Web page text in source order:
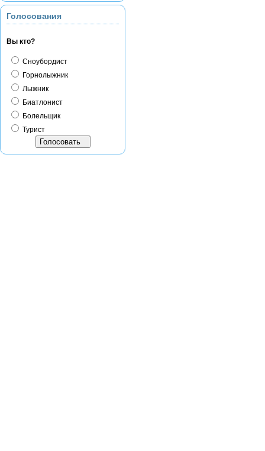
Голосования
Вы кто?
Сноубордист
Горнолыжник
Лыжник
Биатлонист
Болельщик
Турист